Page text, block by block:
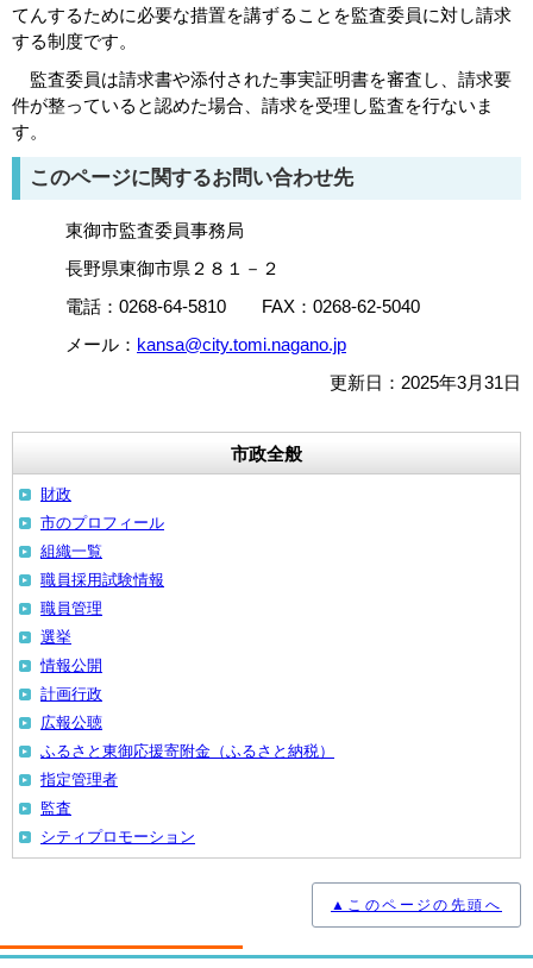
てんするために必要な措置を講ずることを監査委員に対し請求
する制度です。
監査委員は請求書や添付された事実証明書を審査し、請求要
件が整っていると認めた場合、請求を受理し監査を行ないま
す。
このページに関するお問い合わせ先
東御市監査委員事務局
長野県東御市県２８１－２
電話：0268‐64‐5810 FAX：0268‐62‐5040
メール： kansa@city.tomi.nagano.jp
更新日：2025年3月31日
市政全般
財政
市のプロフィール
組織一覧
職員採用試験情報
職員管理
選挙
情報公開
計画行政
広報公聴
ふるさと東御応援寄附金（ふるさと納税）
指定管理者
監査
シティプロモーション
▲このページの先頭へ